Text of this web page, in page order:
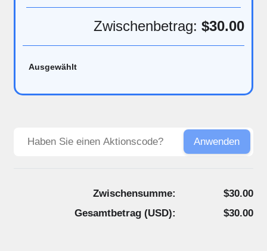
Ausgewählt
Zwischenbetrag: $30.00
Anwenden
Zwischensumme:
$30.00
Gesamtbetrag (USD): $30.00